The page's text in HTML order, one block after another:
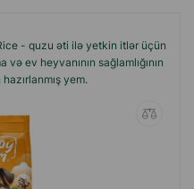
- quzu əti ilə yetkin itlər üçün
və ev heyvanının sağlamlığının
yem.